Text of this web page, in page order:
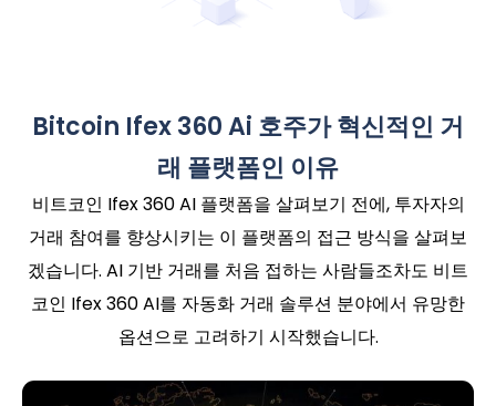
Bitcoin Ifex 360 Ai 호주가 혁신적인 거
래 플랫폼인 이유
비트코인 Ifex 360 AI 플랫폼을 살펴보기 전에, 투자자의
거래 참여를 향상시키는 이 플랫폼의 접근 방식을 살펴보
겠습니다. AI 기반 거래를 처음 접하는 사람들조차도 비트
코인 ​​Ifex 360 AI를 자동화 거래 솔루션 분야에서 유망한
옵션으로 고려하기 시작했습니다.